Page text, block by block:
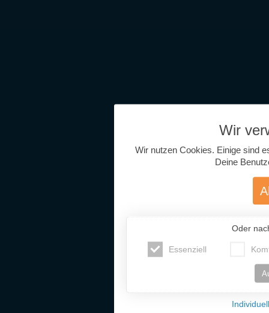
Wir
Wir nutzen Cookies. Einige sind
Deine
Oder
Essenziell